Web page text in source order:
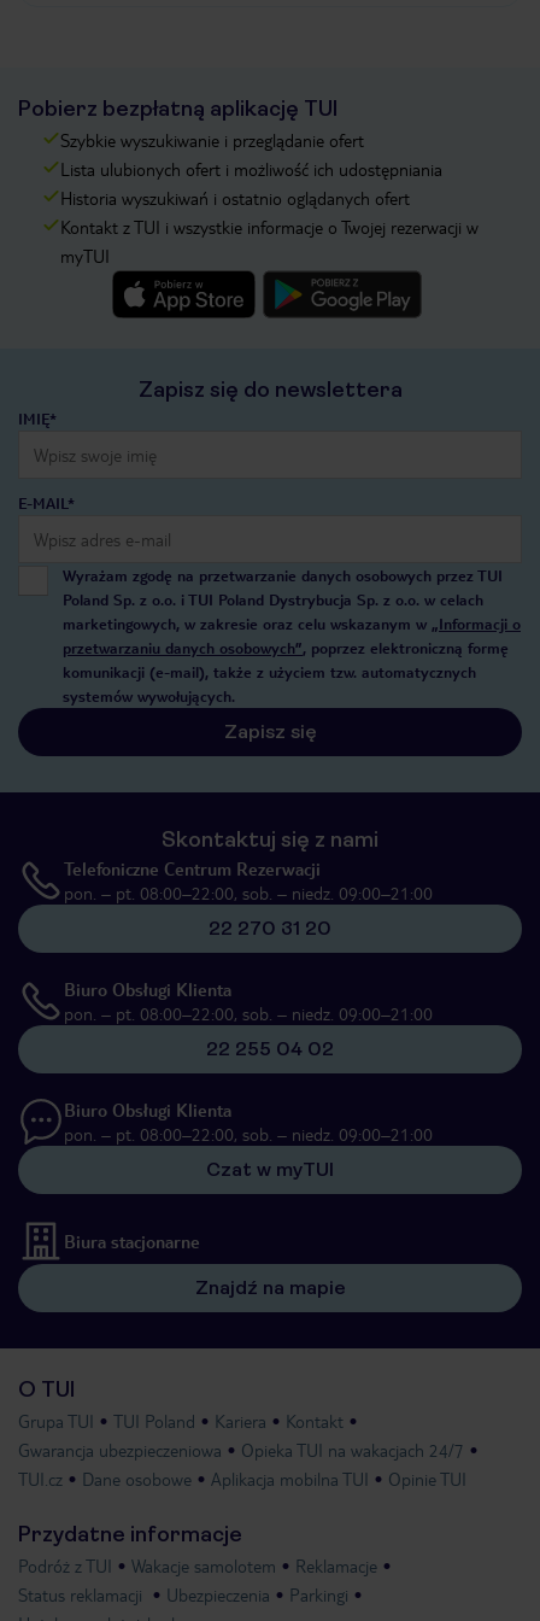
Pobierz bezpłatną aplikację TUI
Szybkie wyszukiwanie i przeglądanie ofert
Lista ulubionych ofert i możliwość ich udostępniania
Historia wyszukiwań i ostatnio oglądanych ofert
Kontakt z TUI i wszystkie informacje o Twojej rezerwacji w
myTUI
Zapisz się do newslettera
IMIĘ*
E-MAIL*
Wyrażam zgodę na przetwarzanie danych osobowych przez TUI
Poland Sp. z o.o. i TUI Poland Dystrybucja Sp. z o.o. w celach
marketingowych, w zakresie oraz celu wskazanym w „Informacji o
przetwarzaniu danych osobowych”, poprzez elektroniczną formę
komunikacji (e-mail), także z użyciem tzw. automatycznych
systemów wywołujących.
Zapisz się
Skontaktuj się z nami
Telefoniczne Centrum Rezerwacji
pon. – pt. 08:00–22:00, sob. – niedz. 09:00–21:00
22 270 31 20
Biuro Obsługi Klienta
pon. – pt. 08:00–22:00, sob. – niedz. 09:00–21:00
22 255 04 02
Biuro Obsługi Klienta
pon. – pt. 08:00–22:00, sob. – niedz. 09:00–21:00
Czat w myTUI
Biura stacjonarne
Znajdź na mapie
O TUI
Grupa TUI TUI Poland Kariera
Kontakt
Gwarancja ubezpieczeniowa
Opieka TUI na wakacjach 24/7
TUI.cz
Dane osobowe Aplikacja mobilna TUI Opinie TUI
Przydatne informacje
Podróż z TUI Wakacje samolotem
Reklamacje
Status reklamacji
Ubezpieczenia
Parkingi